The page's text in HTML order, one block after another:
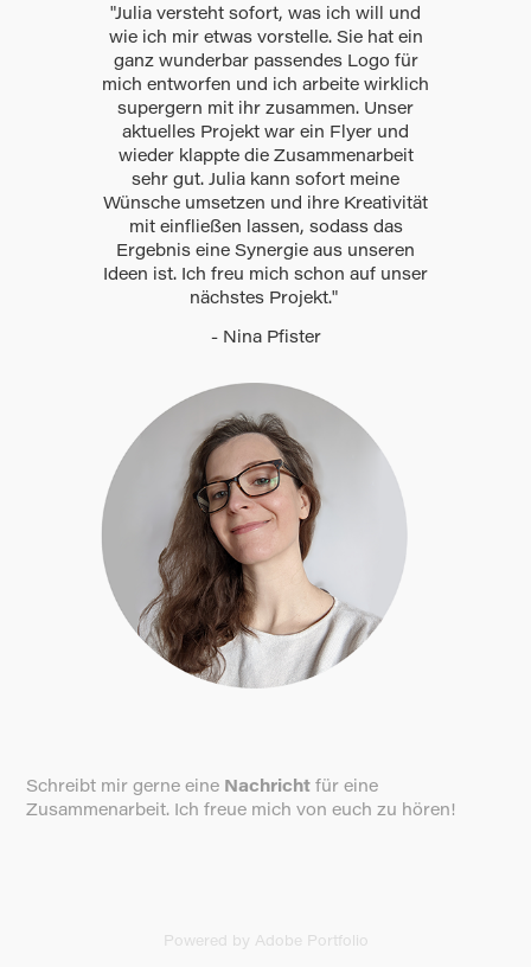
"Julia versteht sofort, was ich will und
wie ich mir etwas vorstelle. Sie hat ein
ganz wunderbar passendes Logo für
mich entworfen und ich arbeite wirklich
supergern mit ihr zusammen. Unser
aktuelles Projekt war ein Flyer und
wieder klappte die Zusammenarbeit
sehr gut. Julia kann sofort meine
Wünsche umsetzen und ihre Kreativität
mit einfließen lassen, sodass das
Ergebnis eine Synergie aus unseren
Ideen ist. Ich freu mich schon auf unser
nächstes Projekt."
- Nina Pfister
Schreibt mir gerne eine Nachricht für eine
Zusammenarbeit. Ich freue mich von euch zu hören!
Powered by Adobe Portfolio